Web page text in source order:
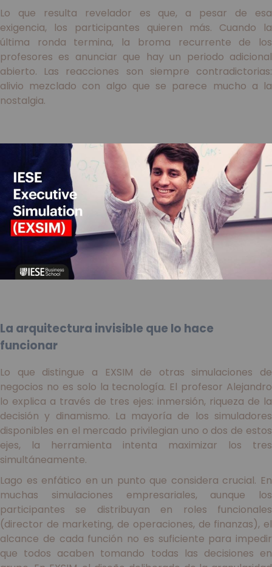
Lo que resulta revelador es que, a pesar de esa
exigencia, los participantes quieren más. Cuando la
última ronda termina, la broma recurrente de los
profesores es anunciar que hay un periodo adicional
abierto. Las reacciones son siempre contradictorias:
alivio mezclado con algo que se parece mucho a la
nostalgia.
La arquitectura invisible que lo hace
funcionar
Lo que distingue a EXSIM de otras simulaciones de
negocios no es solo la tecnología. El profesor Alejandro
lo explica a través de tres ejes: inmersión, riqueza de la
decisión y dinamismo. La mayoría de los simuladores
disponibles en el mercado privilegian uno o dos de estos
ejes, la herramienta intenta maximizar los tres
simultáneamente.
Lago es enfático en un punto que considera crucial. En
muchas simulaciones empresariales, aunque los
participantes se distribuyan en roles funcionales
(director de marketing, de operaciones, de finanzas), el
alcance de cada función no es suficiente para impedir
que todos acaben tomando todas las decisiones en